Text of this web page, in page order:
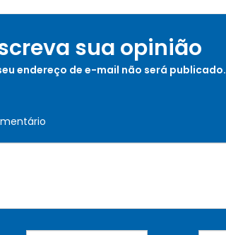
sua opinião
endereço de e-mail não será publicado.